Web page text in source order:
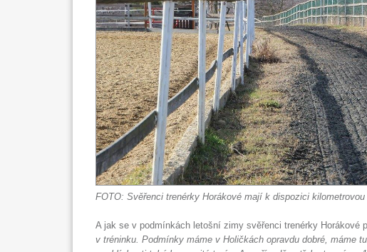
FOTO: Svěřenci trenérky Horákové mají k dispozici
A jak se v podmínkách letošní zimy svěřenci trenérky Horákové
v tréninku. Podmínky máme v Holičkách opravdu dobré, máme